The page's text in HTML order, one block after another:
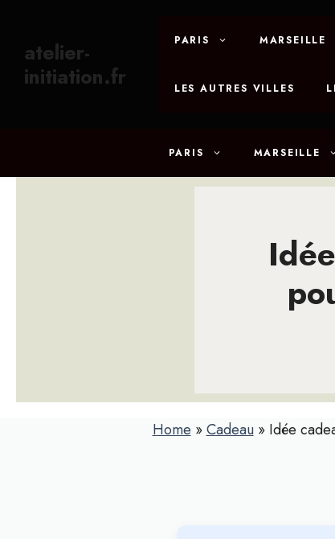
contenuatelier-
initiation.fr
PARIS MARSEILLE
LES AUTRES VILLES
PARIS MARSEILLE
Home »Cadeau» Idée